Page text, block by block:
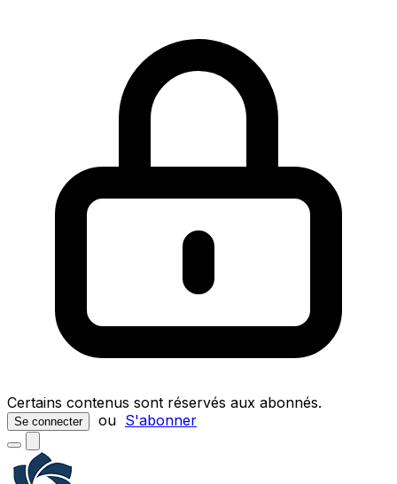
Certains contenus sont réservés aux abonnés.
Se connecter ou S'abonner